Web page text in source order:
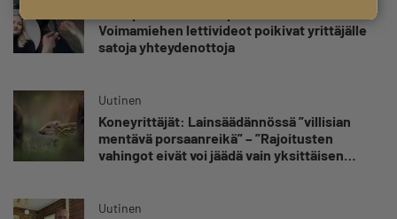
Voimamiehen lettivideot poikivat yrittäjälle
satoja yhteydenottoja
Uutinen
Koneyrittäjät: Lainsäädännössä ”villisian
mentävä porsaanreikä” – ”Rajoitusten
vahingot eivät voi jäädä vain yksittäisen
Uutinen